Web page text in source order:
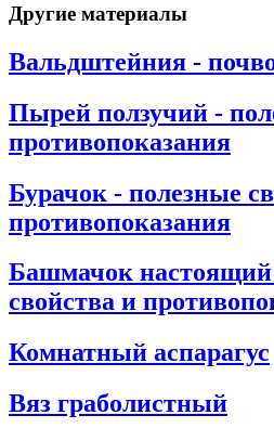
Другие материалы
Вальдштейния -
Пырей ползучий -
противопоказания
Бурачок - полезные
противопоказания
Башмачок настоящий
свойства и
Комнатный аспарагус
Вяз граболистный